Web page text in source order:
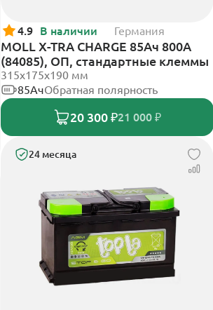
4.9 В наличии Германия
MOLL X-TRA CHARGE 85Ач 800А
(84085), ОП, стандартные клеммы
315x175x190 мм
85АчОбратная полярность
20 300 ₽21 000 ₽
24 месяца